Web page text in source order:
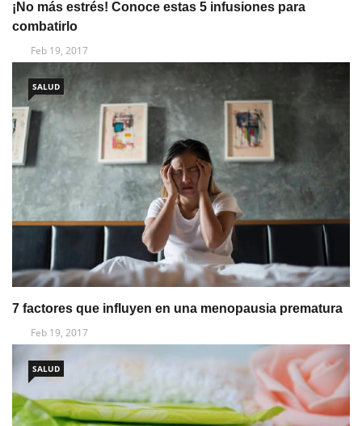
¡No más estrés! Conoce estas 5 infusiones para
combatirlo
Feb 19, 2017
SALUD
7 factores que influyen en una menopausia prematura
Feb 19, 2017
SALUD